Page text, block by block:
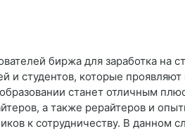
биржа для заработка на
и студентов, которые
станет отличным
а также рерайтеров и
к сотрудничеству. В